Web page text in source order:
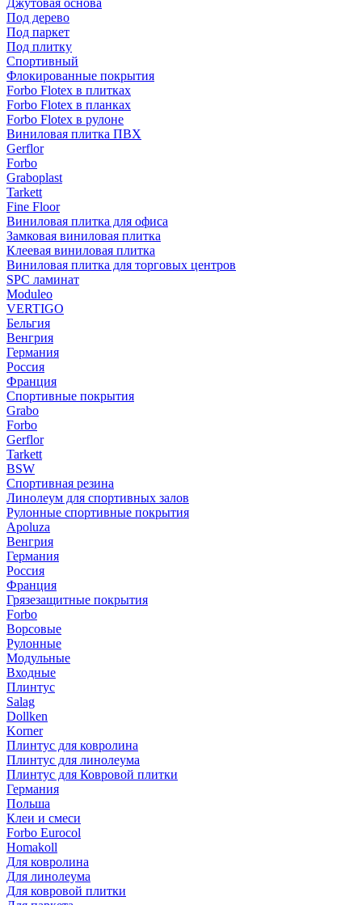
Джутовая основа
Под дерево
Под паркет
Под плитку
Спортивный
Флокированные покрытия
Forbo Flotex в плитках
Forbo Flotex в планках
Forbo Flotex в рулоне
Виниловая плитка ПВХ
Gerflor
Forbo
Graboplast
Tarkett
Fine Floor
Виниловая плитка для офиса
Замковая виниловая плитка
Клеевая виниловая плитка
Виниловая плитка для торговых центров
SPC ламинат
Moduleo
VERTIGO
Бельгия
Венгрия
Германия
Россия
Франция
Спортивные покрытия
Grabo
Forbo
Gerflor
Tarkett
BSW
Спортивная резина
Линолеум для спортивных залов
Рулонные спортивные покрытия
Apoluza
Венгрия
Германия
Россия
Франция
Грязезащитные покрытия
Forbo
Ворсовые
Рулонные
Модульные
Входные
Плинтус
Salag
Dollken
Korner
Плинтус для ковролина
Плинтус для линолеума
Плинтус для Ковровой плитки
Германия
Польша
Клеи и смеси
Forbo Eurocol
Homakoll
Для ковролина
Для линолеума
Для ковровой плитки